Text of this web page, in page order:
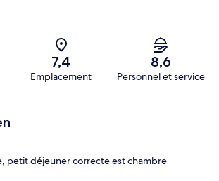
7,4
Emplacement
8,6
Personnel et service
petit déjeuner correcte est chambre